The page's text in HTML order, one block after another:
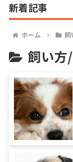
新着記事
ホーム 飼
飼い方